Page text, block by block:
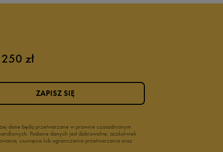
zł
dane będą przetwarzane w prawnie uzasadnionym
Podanie danych jest dobrowolne, aczkolwiek
usunięcia lub ograniczenia przetwarzania oraz
ZAPISZ SIĘ